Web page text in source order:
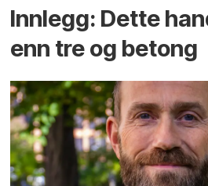
Innlegg: Dette
enn tre og betong